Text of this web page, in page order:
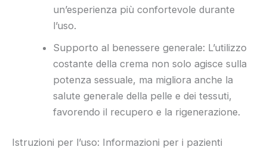
un’esperienza più confortevole durante
l’uso.
Supporto al benessere generale: L’utilizzo
costante della crema non solo agisce sulla
potenza sessuale, ma migliora anche la
salute generale della pelle e dei tessuti,
favorendo il recupero e la rigenerazione.
Istruzioni per l’uso: Informazioni per i pazienti